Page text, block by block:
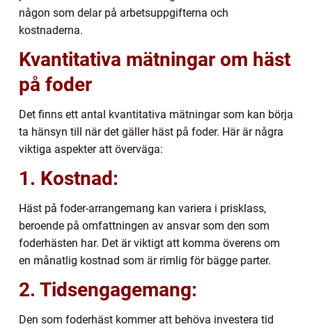
någon som delar på arbetsuppgifterna och
kostnaderna.
Kvantitativa mätningar om häst
på foder
Det finns ett antal kvantitativa mätningar som kan börja
ta hänsyn till när det gäller häst på foder. Här är några
viktiga aspekter att överväga:
1. Kostnad:
Häst på foder-arrangemang kan variera i prisklass,
beroende på omfattningen av ansvar som den som
foderhästen har. Det är viktigt att komma överens om
en månatlig kostnad som är rimlig för bägge parter.
2. Tidsengagemang:
Den som foderhäst kommer att behöva investera tid